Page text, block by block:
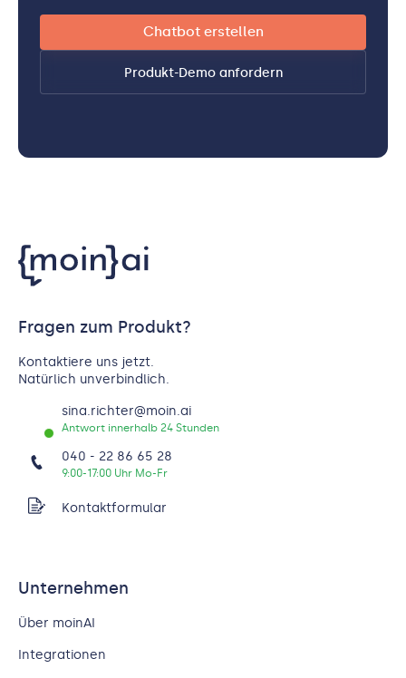
Chatbot erstellen
Produkt-Demo anfordern
Fragen zum Produkt?
Kontaktiere uns jetzt.
Natürlich unverbindlich.
sina.richter@moin.ai
Antwort innerhalb 24 Stunden
040 - 22 86 65 28
9:00-17:00 Uhr Mo-Fr
Kontaktformular
Unternehmen
Über moinAI
Integrationen